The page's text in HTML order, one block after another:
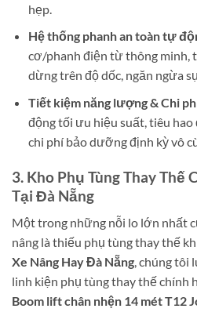
hẹp.
Hệ thống phanh an toàn tự
cơ/phanh điện từ thông minh,
dừng trên độ dốc, ngăn ngừa
Tiết kiệm năng lượng & Chi
động tối ưu hiệu suất, tiêu
chi phí bảo dưỡng định kỳ vô
3. Kho Phụ Tùng Thay Thế
Tại Đà Nẵng
Một trong những nỗi lo lớn nhất
nâng là thiếu phụ tùng thay thế
Xe Nâng Hay Đà Nẵng, chúng tôi
linh kiện phụ tùng thay thế chính
Boom lift chân nhện 14 mét T12